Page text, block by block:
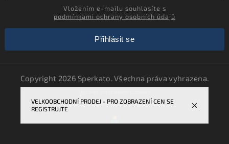
VELKOOBCHODNÍ PRODEJ - PRO ZOBRAZENÍ CEN SE
REGISTRUJTE
podmínkami ochrany osobních údajů
Přihlásit se
Copyright 2026 Sperkato. Všechna práva vyhrazena.
VytvořilShoptet| DesignShoptak.cz.